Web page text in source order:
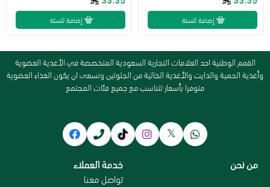
إضافة للسلة إضافة للسلة
القمم الوطنية احد العلامات التجارية السعودية المتخصصة في الأغذية العضوية
وأغذية الحمية والدايت والأغذية الخالية من الجلوتين ونسعى ان يكون الغذاء العضوية
متوفرا بأسعار تتناسب مع جميع فئات المجتمع
من نحن خدمة العملاء
تواصل معنا